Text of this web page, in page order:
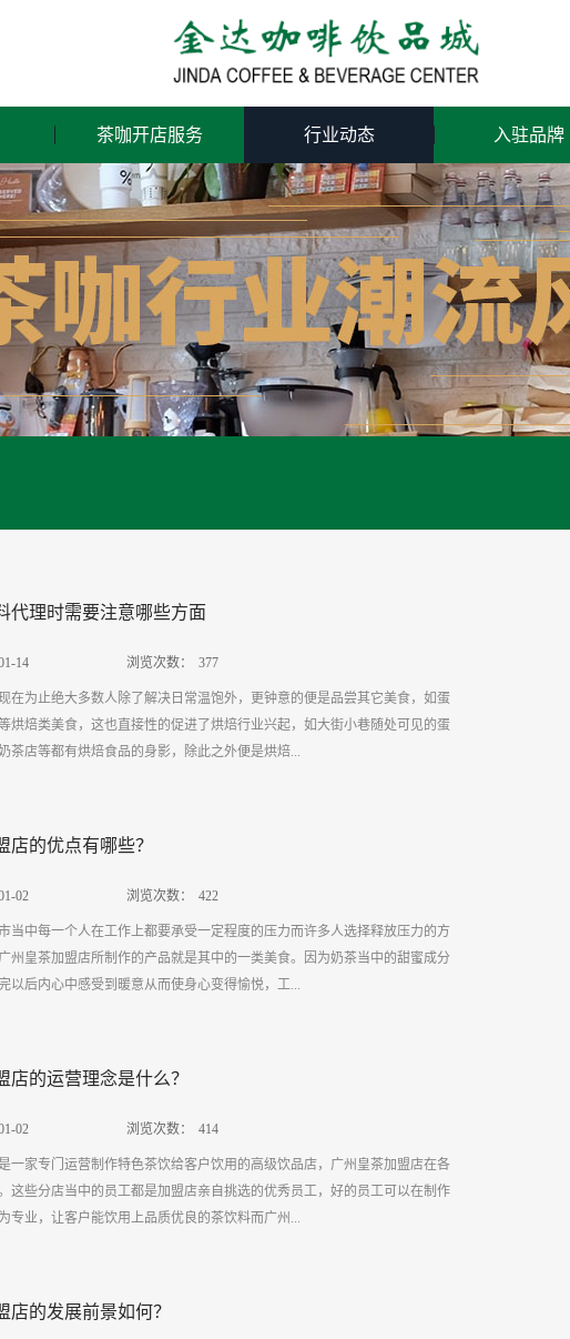
茶咖开店服务 行业动态 入驻品牌
代理时需要注意哪些方面
在为止绝大多数人除了解决日常温饱外，更钟意的便是品尝其它美食，如蛋
烘焙类美食，这也直接性的促进了烘焙行业兴起，如大街小巷随处可见的蛋
茶店等都有烘焙食品的身影，除此之外便是烘焙...
焙时间与温度还有大小形状等有关外，与烘焙原料代理提供的原料质量也是
选择烘焙原料代理时要了解到所代理的品牌信息等，评价高的烘焙原料代理
代理的目的便是为厂家推广高质量的原料产品，让购买的客户可以品尝到超
烘焙食品作为短期美食，需要的便是烘焙原料代理可以按时按量为商家提供
焙原料代理时要注意到原料供应方面，对于距离较远的商家更是提前说清。
料代理时应当提前了解到其服务态度和解决方式，避免事后出现推诿、扯皮
想方设法进行解决，因此在选择时要事先了解到烘焙原料代理的品牌...
-14 浏览次数： 377
店的优点有哪些？
当中每一个人在工作上都要承受一定程度的压力而许多人选择释放压力的方
州皇茶加盟店所制作的产品就是其中的一类美食。因为奶茶当中的甜蜜成分
以后内心中感受到暖意从而使身心变得愉悦，工...
制作各类茶饮前会制定好相应的规章制度，将每类茶饮的配方与制作流程都
的员工按照规章制度去执行。这样做可以使制作出的每一杯茶饮质量都符合
上会非常的严格，广州皇茶加盟店的选购人员会去指定的选购地点进行材料
保每一个制作茶饮的原料都是新鲜并且水分充足饱满的。只有选材用料考究
才能达到良好的品质，客户在品尝的时候才能品尝出水果本身的甜蜜度。三.
程中不但品尝到美味的茶饮还能感受到温馨的服务氛围。所以从以上三个广
-02 浏览次数： 422
店的运营理念是什么？
一家专门运营制作特色茶饮给客户饮用的高级饮品店，广州皇茶加盟店在各
这些分店当中的员工都是加盟店亲自挑选的优秀员工，好的员工可以在制作
专业，让客户能饮用上品质优良的茶饮料而广州...
为目标，在为每一位客户制作每一杯茶饮时都以认真专业的态度去对待，会
-02 浏览次数： 414
店的发展前景如何？